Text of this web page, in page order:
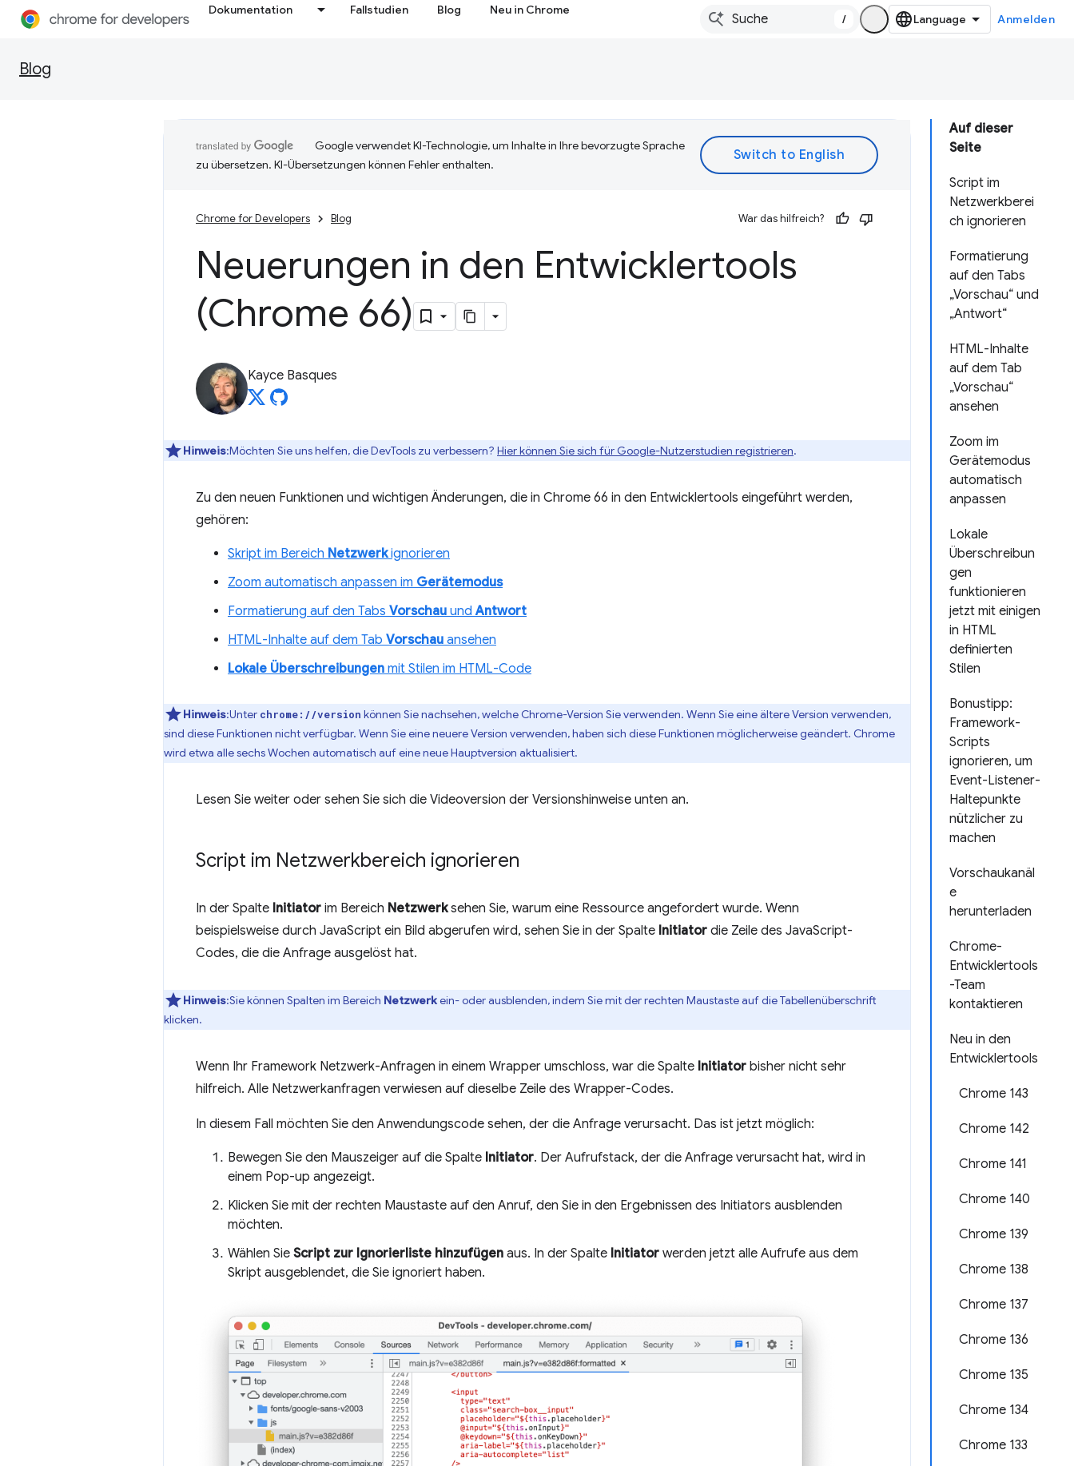
Dokumentation Fallstudien Blog Neu in Chrome
/ Anmelden
Blog
Auf dieser
Seite
Script im
Netzwerkberei
ch ignorieren
Formatierung
auf den Tabs
„Vorschau“ und
„Antwort“
HTML-Inhalte
auf dem Tab
„Vorschau“
ansehen
Zoom im
Gerätemodus
automatisch
anpassen
Lokale
Überschreibun
gen
funktionieren
jetzt mit einigen
in HTML
definierten
Stilen
Bonustipp:
Framework-
Scripts
ignorieren, um
Event-Listener-
Haltepunkte
nützlicher zu
machen
Vorschaukanäl
e
herunterladen
Chrome-
Entwicklertools
-Team
kontaktieren
Neu in den
Entwicklertools
Chrome 143
Chrome 142
Chrome 141
Chrome 140
Chrome 139
Chrome 138
Chrome 137
Chrome 136
Chrome 135
Chrome 134
Chrome 133
Google verwendet KI-Technologie, um Inhalte in Ihre bevorzugte Sprache
zu übersetzen. KI-Übersetzungen können Fehler enthalten.
Chrome for Developers Blog War das hilfreich?
Neuerungen in den Entwicklertools
(Chrome 66)
Kayce Basques
Hinweis:Möchten Sie uns helfen, die DevTools zu verbessern? Hier können Sie sich für Google-Nutzerstudien registrieren.
Zu den neuen Funktionen und wichtigen Änderungen, die in Chrome 66 in den Entwicklertools eingeführt werden,
gehören:
Skript im Bereich Netzwerkignorieren
Zoom automatisch anpassen im Gerätemodus
Formatierung auf den Tabs Vorschau undAntwort
HTML-Inhalte auf dem Tab Vorschau ansehen
Lokale Überschreibungen mit Stilen im HTML-Code
Hinweis:Unter chrome://version können Sie nachsehen, welche Chrome-Version Sie verwenden. Wenn Sie eine ältere Version verwenden,
sind diese Funktionen nicht verfügbar. Wenn Sie eine neuere Version verwenden, haben sich diese Funktionen möglicherweise geändert. Chrome
wird etwa alle sechs Wochen automatisch auf eine neue Hauptversion aktualisiert.
Lesen Sie weiter oder sehen Sie sich die Videoversion der Versionshinweise unten an.
Script im Netzwerkbereich ignorieren
In der Spalte Initiator im Bereich Netzwerksehen Sie, warum eine Ressource angefordert wurde. Wenn
beispielsweise durch JavaScript ein Bild abgerufen wird, sehen Sie in der Spalte Initiator die Zeile des JavaScript-
Codes, die die Anfrage ausgelöst hat.
Hinweis:Sie können Spalten im Bereich Netzwerkein- oder ausblenden, indem Sie mit der rechten Maustaste auf die Tabellenüberschrift
klicken.
Wenn Ihr Framework Netzwerk-Anfragen in einem Wrapper umschloss, war die Spalte Initiator bisher nicht sehr
hilfreich. Alle Netzwerkanfragen verwiesen auf dieselbe Zeile des Wrapper-Codes.
In diesem Fall möchten Sie den Anwendungscode sehen, der die Anfrage verursacht. Das ist jetzt möglich:
Bewegen Sie den Mauszeiger auf die Spalte Initiator. Der Aufrufstack, der die Anfrage verursacht hat, wird in
einem Pop-up angezeigt.
Klicken Sie mit der rechten Maustaste auf den Anruf, den Sie in den Ergebnissen des Initiators ausblenden
möchten.
Wählen Sie Script zur Ignorierliste hinzufügen aus. In der Spalte Initiator werden jetzt alle Aufrufe aus dem
Skript ausgeblendet, die Sie ignoriert haben.